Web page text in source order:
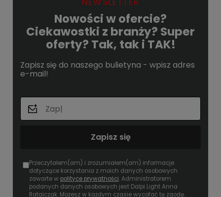
Nowości w ofercie?
Ciekawostki z branży? Super
oferty? Tak, tak i TAK!
Zapisz się do naszego bulietyna - wpisz adres
e-mail!
Zapisz się
Przeczytałem(am) i zrozumiałem(am) informacje
dotyczące korzystania z moich danych osobowych
zawarte w polityce prywatności. Administratorem
podanych danych osobowych jest Dalpi Light Anna
Ratajczak. Możesz w każdym czasie wycofać tę zgodę.